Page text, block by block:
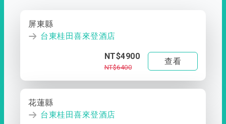
屏東縣
台東桂田喜來登酒店
NT$4900
NT$6400
查看
花蓮縣
台東桂田喜來登酒店